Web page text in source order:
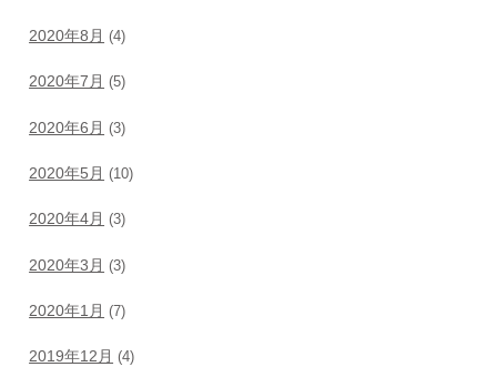
2020年8月 (4)
2020年7月 (5)
2020年6月 (3)
2020年5月 (10)
2020年4月 (3)
2020年3月 (3)
2020年1月 (7)
2019年12月 (4)